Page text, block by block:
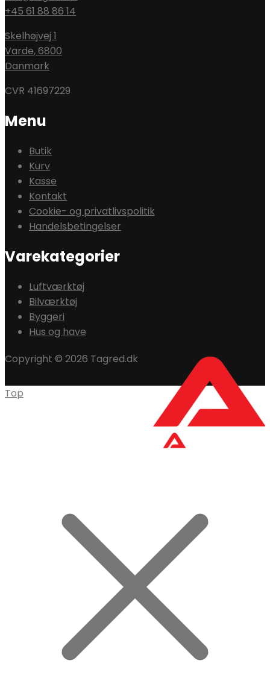
+45 61 88 86 14
Skelhøjvej 1
Varde,6800
Danmark
CVR 41697229
Menu
Butik
Kurv
Kasse
Kontakt
Cookie- og privatlivspolitik
Handelsbetingelser
Varekategorier
Luftværktøj
Bilværktøj
Byggeri
Hus og have
Copyright © 2026 Tagred.dk
Top